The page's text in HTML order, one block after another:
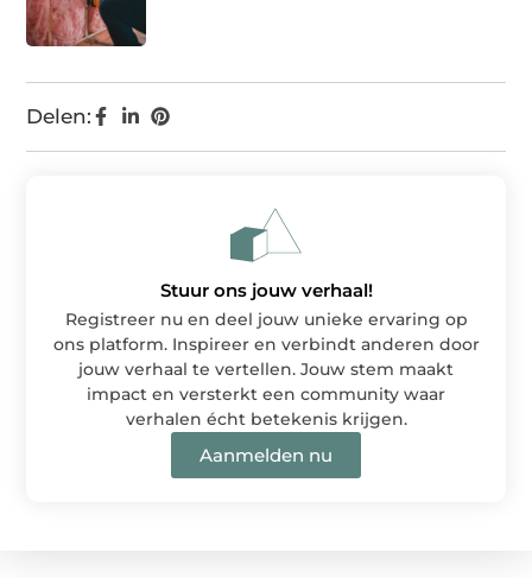
Delen:
Stuur ons jouw verhaal!
Registreer nu en deel jouw unieke ervaring op
ons platform. Inspireer en verbindt anderen door
jouw verhaal te vertellen. Jouw stem maakt
impact en versterkt een community waar
verhalen écht betekenis krijgen.
Aanmelden nu